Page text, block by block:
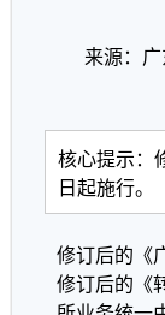
来源：
核心提示：
日起施行。
修订后的《
修订后的《